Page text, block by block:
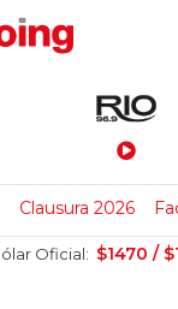
Clausura 2026
$1470 / $1520